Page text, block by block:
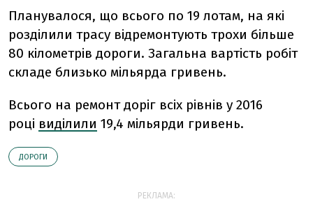
Планувалося, що всього по 19 лотам, на які
розділили трасу відремонтують трохи більше
80 кілометрів дороги. Загальна вартість робіт
складе близько мільярда гривень.
Всього на ремонт доріг всіх рівнів у 2016
році виділили 19,4 мільярди гривень.
ДОРОГИ
РЕКЛАМА: